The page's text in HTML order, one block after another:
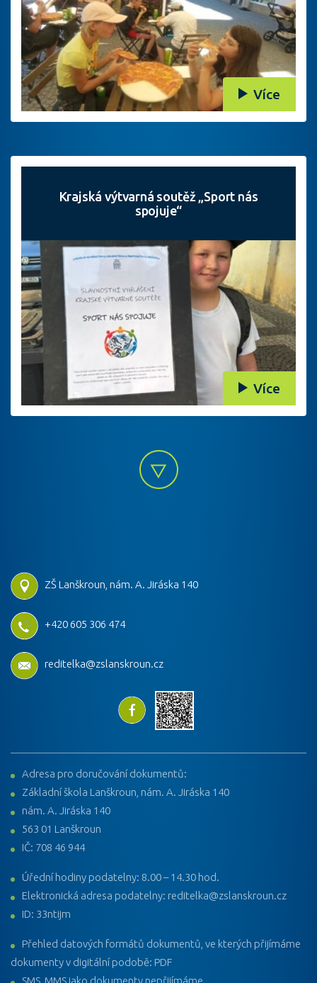
Více
Krajská výtvarná soutěž „Sport nás
spojuje“
Více
ZŠ Lanškroun, nám. A. Jiráska 140
+420 605 306 474
reditelka@zslanskroun.cz
Adresa pro doručování dokumentů:
Základní škola Lanškroun, nám. A. Jiráska 140
nám. A. Jiráska 140
563 01 Lanškroun
IČ: 708 46 944
Úřední hodiny podatelny: 8.00 – 14.30 hod.
Elektronická adresa podatelny: reditelka@zslanskroun.cz
ID: 33ntijm
Přehled datových formátů dokumentů, ve kterých přijímáme
dokumenty v digitální podobě: PDF
SMS, MMS jako dokumenty nepřijímáme.